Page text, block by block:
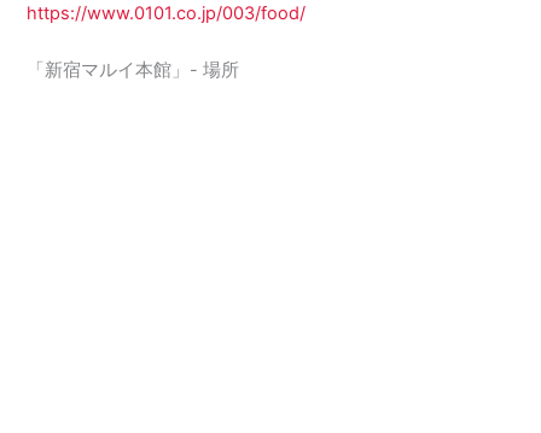
https://www.0101.co.jp/003/food/
「新宿マルイ本館」- 場所